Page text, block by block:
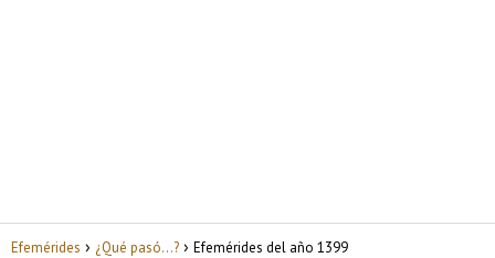
Efemérides ¿Qué pasó...? Efemérides del año 1399